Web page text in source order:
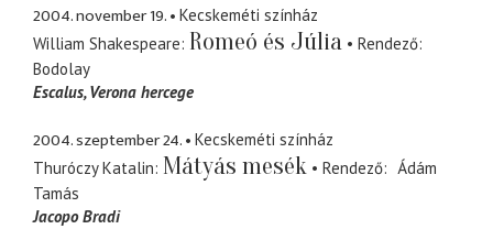
2004. november 19.
Kecskeméti színház
William Shakespeare Romeó és Júlia
Rendező
Bodolay
Escalus Verona hercege
2004. szeptember 24.
Kecskeméti színház
Thuróczy Katalin Mátyás mesék Rendező
Ádám
Tamás
Jacopo Bradi